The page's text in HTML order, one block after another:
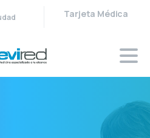
Tarjeta Médica